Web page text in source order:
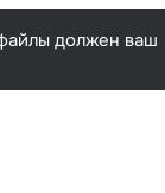
должен ваш